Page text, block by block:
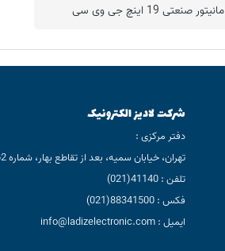
مانیتور صنعتی 19 اینچ جی وی سی
شرکت لادیز الکترونیک
دفتر مرکزی :
تهران، خیابان سمیه، بعد از تقاطع بهار، شماره 62، طبقه 6
تلفن : 41140(021)
فکس : 88341500(021)
ایمیل : info@ladizelectronic.com